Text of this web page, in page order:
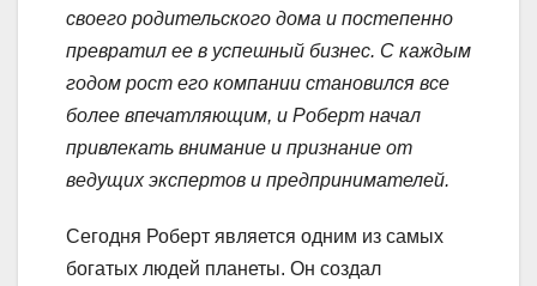
своего родительского дома и постепенно
превратил ее в успешный бизнес. С каждым
годом рост его компании становился все
более впечатляющим, и Роберт начал
привлекать внимание и признание от
ведущих экспертов и предпринимателей.
Сегодня Роберт является одним из самых
богатых людей планеты. Он создал